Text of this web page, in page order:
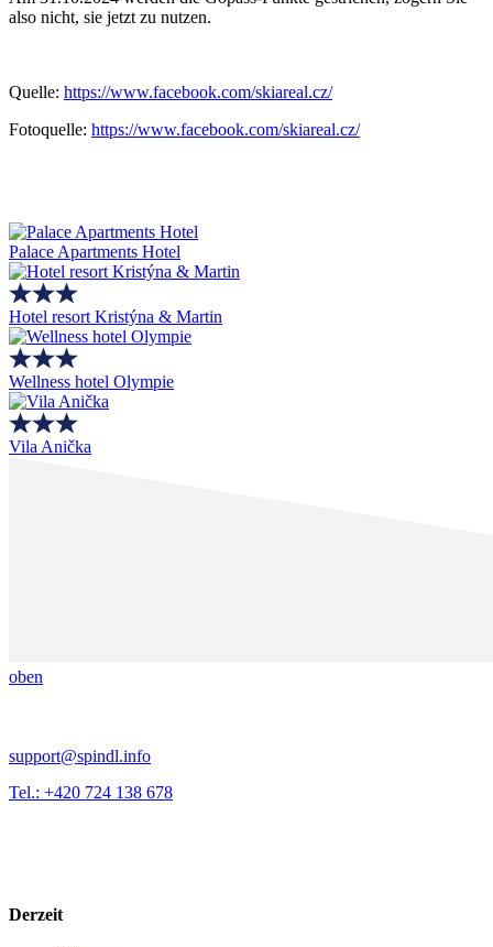
also nicht, sie jetzt zu nutzen.
Quelle: https://www.facebook.com/skiareal.cz/
Fotoquelle: https://www.facebook.com/skiareal.cz/
Palace Apartments Hotel
Hotel resort Kristýna & Martin
Wellness hotel Olympie
Vila Anička
oben
support@spindl.info
Tel.: +420 724 138 678
Derzeit